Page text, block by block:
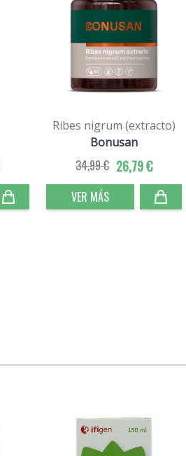
Ribes nigrum (extracto)
Bonusan
26,79 €
34,99 €
VER MÁS